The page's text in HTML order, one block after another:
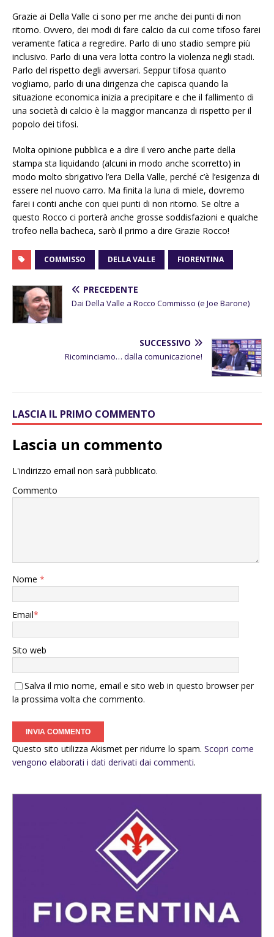
Grazie ai Della Valle ci sono per me anche dei punti di non
ritorno. Ovvero, dei modi di fare calcio da cui come tifoso farei
veramente fatica a regredire. Parlo di uno stadio sempre più
inclusivo. Parlo di una vera lotta contro la violenza negli stadi.
Parlo del rispetto degli avversari. Seppur tifosa quanto
vogliamo, parlo di una dirigenza che capisca quando la
situazione economica inizia a precipitare e che il fallimento di
una società di calcio è la maggior mancanza di rispetto per il
popolo dei tifosi.
Molta opinione pubblica e a dire il vero anche parte della
stampa sta liquidando (alcuni in modo anche scorretto) in
modo molto sbrigativo l’era Della Valle, perché c’è l’esigenza di
essere nel nuovo carro. Ma finita la luna di miele, dovremo
farei i conti anche con quei punti di non ritorno. Se oltre a
questo Rocco ci porterà anche grosse soddisfazioni e qualche
trofeo nella bacheca, sarò il primo a dire Grazie Rocco!
COMMISSO DELLA VALLE FIORENTINA
PRECEDENTE
Dai Della Valle a Rocco Commisso (e Joe Barone)
SUCCESSIVO
Ricominciamo… dalla comunicazione!
LASCIA IL PRIMO COMMENTO
Lascia un commento
L'indirizzo email non sarà pubblicato.
Commento
Nome *
Email*
Sito web
Salva il mio nome, email e sito web in questo browser per
la prossima volta che commento.
Questo sito utilizza Akismet per ridurre lo spam. Scopri come
vengono elaborati i dati derivati dai commenti.